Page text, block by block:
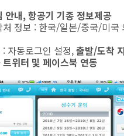
안내, 항공기 기종 정보제공
정보 : 한국/일본/중국/미국
자동로그인 설정,출발/도착
트위터 및 페이스북 연동